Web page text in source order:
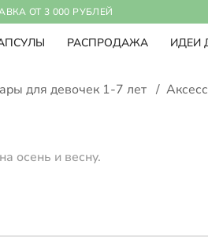
ОТ 3 000 РУБЛЕЙ
РАСПРОДАЖА ИДЕИ
для девочек 1-7 лет /
осень и весну.